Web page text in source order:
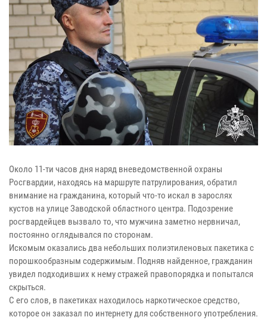
Около 11-ти часов дня наряд вневедомственной охраны
Росгвардии, находясь на маршруте патрулирования, обратил
внимание на гражданина, который что-то искал в зарослях
кустов на улице Заводской областного центра. Подозрение
росгвардейцев вызвало то, что мужчина заметно нервничал,
постоянно оглядывался по сторонам.
Искомым оказались два небольших полиэтиленовых пакетика с
порошкообразным содержимым. Подняв найденное, гражданин
увидел подходивших к нему стражей правопорядка и попытался
скрыться.
С его слов, в пакетиках находилось наркотическое средство,
которое он заказал по интернету для собственного употребления.